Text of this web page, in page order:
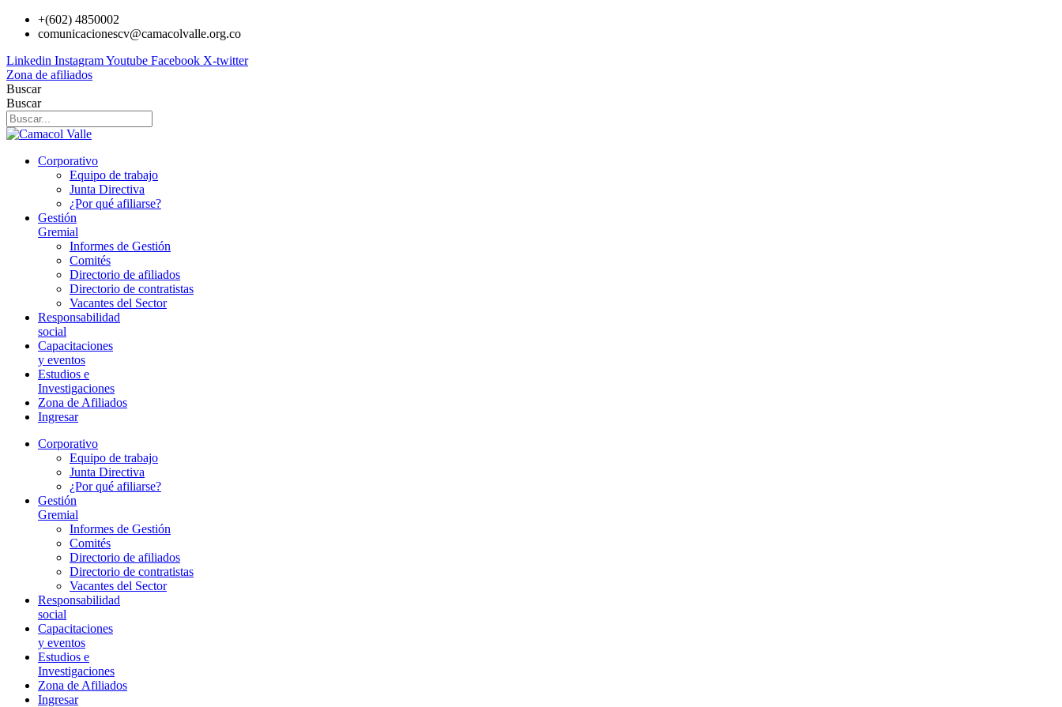
+(602) 4850002
comunicacionescv@camacolvalle.org.co
Linkedin InstagramYoutube Facebook X-twitter
Zona de afiliados
Buscar
Buscar
Corporativo
Equipo de trabajo
Junta Directiva
¿Por qué afiliarse?
Gestión
Gremial
Informes de Gestión
Comités
Directorio de afiliados
Directorio de contratistas
Vacantes del Sector
Responsabilidad
social
Capacitaciones
y eventos
Estudios e
Investigaciones
Zona de Afiliados
Ingresar
Corporativo
Equipo de trabajo
Junta Directiva
¿Por qué afiliarse?
Gestión
Gremial
Informes de Gestión
Comités
Directorio de afiliados
Directorio de contratistas
Vacantes del Sector
Responsabilidad
social
Capacitaciones
y eventos
Estudios e
Investigaciones
Zona de Afiliados
Ingresar